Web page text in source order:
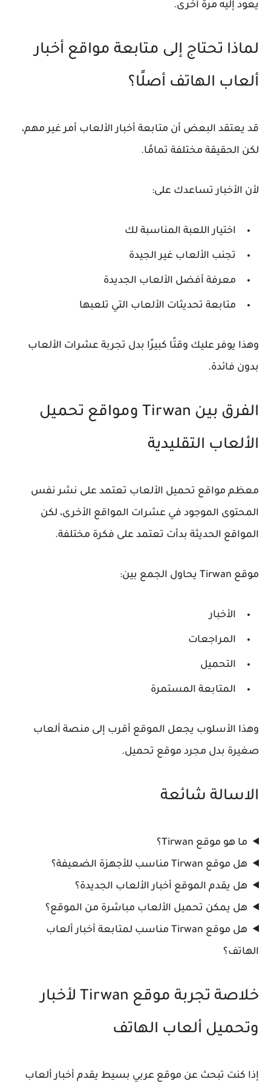
يعود إليه مرة أخرى.
لماذا تحتاج إلى متابعة مواقع أخبار
ألعاب الهاتف أصلًا؟
قد يعتقد البعض أن متابعة أخبار الألعاب أمر غير مهم،
لكن الحقيقة مختلفة تمامًا.
لأن الأخبار تساعدك على:
اختيار اللعبة المناسبة لك
تجنب الألعاب غير الجيدة
معرفة أفضل الألعاب الجديدة
متابعة تحديثات الألعاب التي تلعبها
وهذا يوفر عليك وقتًا كبيرًا بدل تجربة عشرات الألعاب
بدون فائدة.
الفرق بين Tirwan ومواقع تحميل
الألعاب التقليدية
معظم مواقع تحميل الألعاب تعتمد على نشر نفس
المحتوى الموجود في عشرات المواقع الأخرى، لكن
المواقع الحديثة بدأت تعتمد على فكرة مختلفة.
موقع Tirwan يحاول الجمع بين:
الأخبار
المراجعات
التحميل
المتابعة المستمرة
وهذا الأسلوب يجعل الموقع أقرب إلى منصة ألعاب
صغيرة بدل مجرد موقع تحميل.
الاسالة شائعة
ما هو موقع Tirwan؟
هل موقع Tirwan مناسب للأجهزة الضعيفة؟
هل يقدم الموقع أخبار الألعاب الجديدة؟
هل يمكن تحميل الألعاب مباشرة من الموقع؟
هل موقع Tirwan مناسب لمتابعة أخبار ألعاب
الهاتف؟
خلاصة تجربة موقع Tirwan لأخبار
وتحميل ألعاب الهاتف
إذا كنت تبحث عن موقع عربي بسيط يقدم أخبار ألعاب